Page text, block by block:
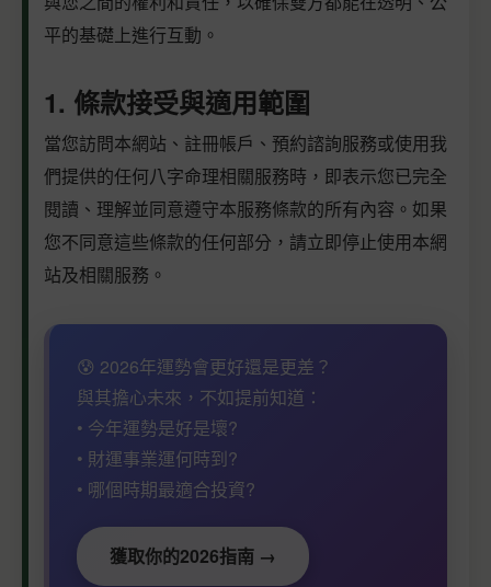
平的基礎上進行互動。
1. 條款接受與適用範圍
當您訪問本網站、註冊帳戶、預約諮詢服務或使用我
們提供的任何八字命理相關服務時，即表示您已完全
閱讀、理解並同意遵守本服務條款的所有內容。如果
您不同意這些條款的任何部分，請立即停止使用本網
站及相關服務。
😰 2026年運勢會更好還是更差？
與其擔心未來，不如提前知道：
• 今年運勢是好是壞?
• 財運事業運何時到?
• 哪個時期最適合投資?
獲取你的2026指南 →